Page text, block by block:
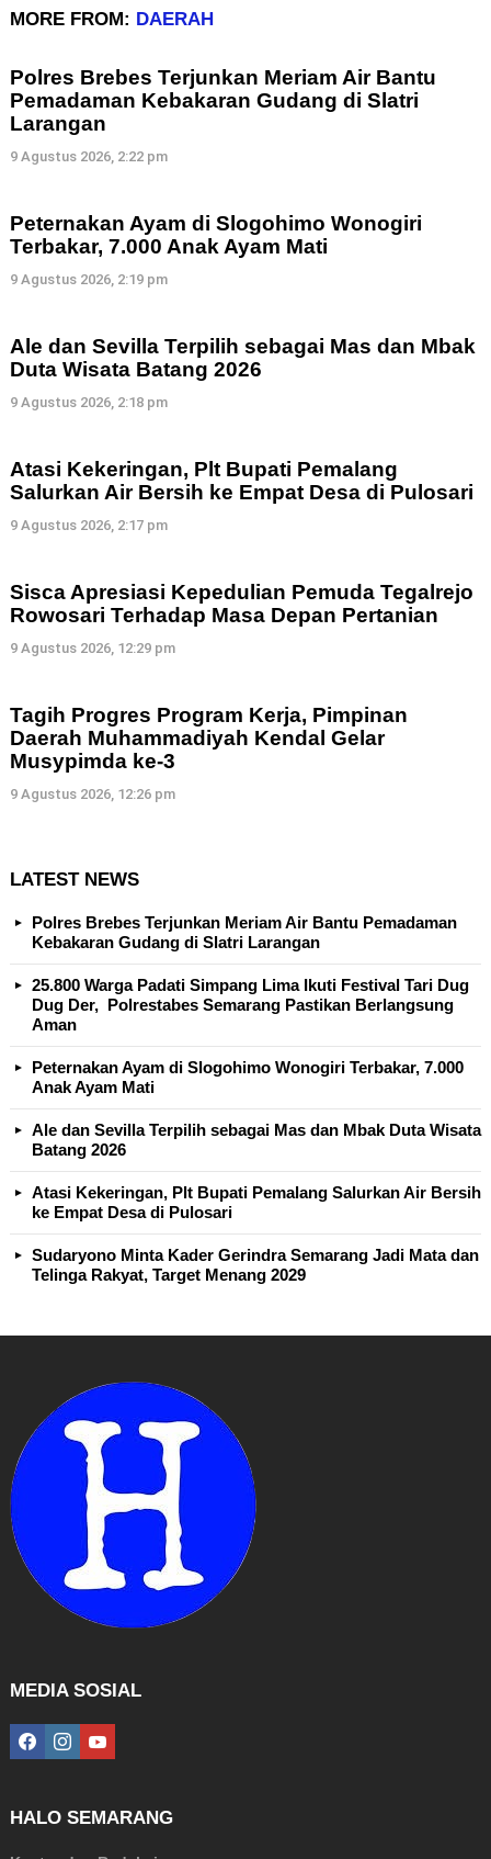
MORE FROM: DAERAH
Polres Brebes Terjunkan Meriam Air Bantu
Pemadaman Kebakaran Gudang di Slatri
Larangan
9 Agustus 2026, 2:22 pm
Peternakan Ayam di Slogohimo Wonogiri
Terbakar, 7.000 Anak Ayam Mati
9 Agustus 2026, 2:19 pm
Ale dan Sevilla Terpilih sebagai Mas dan Mbak
Duta Wisata Batang 2026
9 Agustus 2026, 2:18 pm
Atasi Kekeringan, Plt Bupati Pemalang
Salurkan Air Bersih ke Empat Desa di Pulosari
9 Agustus 2026, 2:17 pm
Sisca Apresiasi Kepedulian Pemuda Tegalrejo
Rowosari Terhadap Masa Depan Pertanian
9 Agustus 2026, 12:29 pm
Tagih Progres Program Kerja, Pimpinan
Daerah Muhammadiyah Kendal Gelar
Musypimda ke-3
9 Agustus 2026, 12:26 pm
LATEST NEWS
Polres Brebes Terjunkan Meriam Air Bantu Pemadaman
Kebakaran Gudang di Slatri Larangan
25.800 Warga Padati Simpang Lima Ikuti Festival Tari Dug
Dug Der, Polrestabes Semarang Pastikan Berlangsung
Aman
Peternakan Ayam di Slogohimo Wonogiri Terbakar, 7.000
Anak Ayam Mati
Ale dan Sevilla Terpilih sebagai Mas dan Mbak Duta Wisata
Batang 2026
Atasi Kekeringan, Plt Bupati Pemalang Salurkan Air Bersih
ke Empat Desa di Pulosari
Sudaryono Minta Kader Gerindra Semarang Jadi Mata dan
Telinga Rakyat, Target Menang 2029
MEDIA SOSIAL
facebookinstagramyoutube
HALO SEMARANG